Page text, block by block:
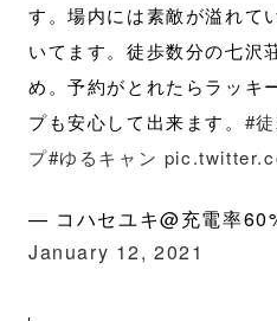
す。場内には素敵が溢れて
いてます。徒歩数分の七沢
め。予約がとれたらラッキ
プも安心して出来ます。 #
プ#ゆるキャン
— コハセユキ@充電率
January 12, 2021